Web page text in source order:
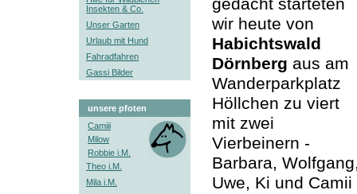
Insekten & Co.
Unser Garten
Urlaub mit Hund
Fahradfahren
Gassi Bilder
unsere pfoten
Camiii
Milow
Robbie i.M.
Theo i.M.
Mila i.M.
gedacht starteten
wir heute von
Habichtswald
Dörnberg aus am
Wanderparkplatz
Höllchen zu viert
mit zwei
Vierbeinern -
Barbara,
Uwe, Ki und Camii